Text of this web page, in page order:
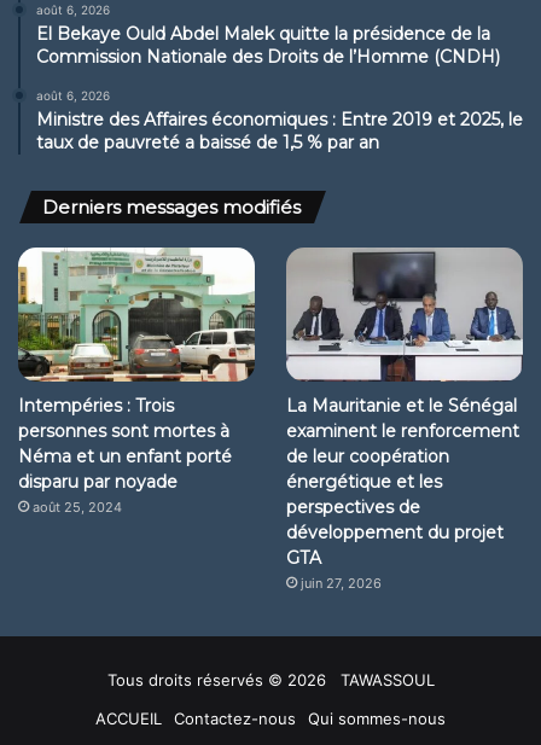
août 6, 2026
El Bekaye Ould Abdel Malek quitte la présidence de la
Commission Nationale des Droits de l’Homme (CNDH)
août 6, 2026
Ministre des Affaires économiques : Entre 2019 et 2025, le
taux de pauvreté a baissé de 1,5 % par an
Derniers messages modifiés
Intempéries : Trois
personnes sont mortes à
Néma et un enfant porté
disparu par noyade
août 25, 2024
La Mauritanie et le Sénégal
examinent le renforcement
de leur coopération
énergétique et les
perspectives de
développement du projet
GTA
juin 27, 2026
Tous droits réservés © 2026 TAWASSOUL
ACCUEIL
Contactez-nous Qui sommes-nous